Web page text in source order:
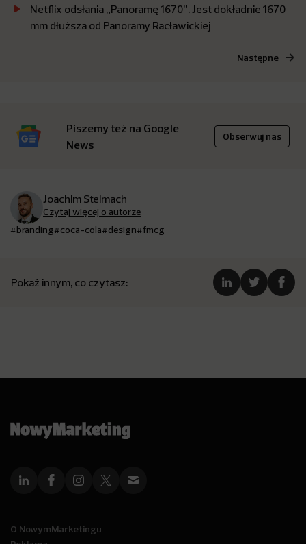
Netflix odsłania „Panoramę 1670”. Jest dokładnie 1670
mm dłuższa od Panoramy Racławickiej
Następne
Piszemy też na Google
News
Obserwuj nas
Joachim Stelmach
Czytaj więcej o autorze
#branding#coca-cola#design#fmcg
Pokaż innym, co czytasz:
O NowymMarketingu